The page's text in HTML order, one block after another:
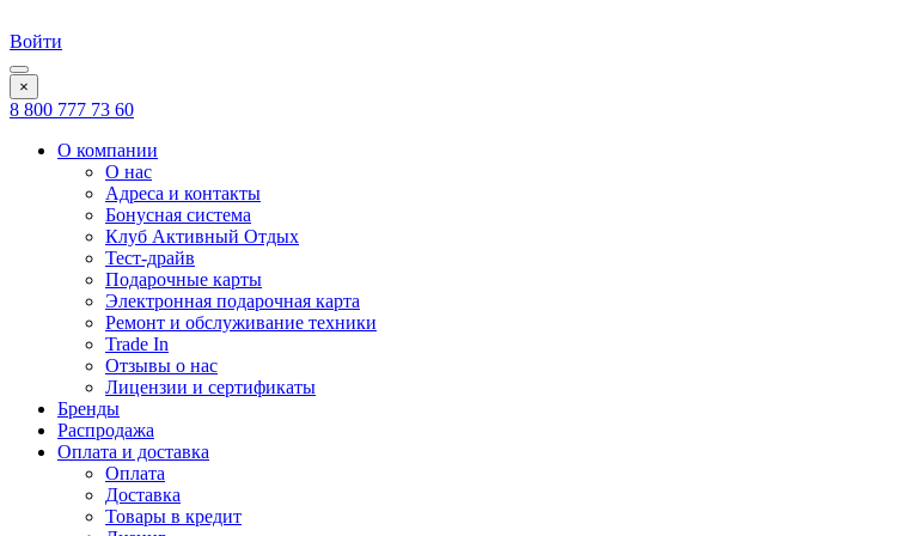
Войти
×
8 800 777 73 60
О компании
О нас
Адреса и контакты
Бонусная система
Клуб Активный Отдых
Тест-драйв
Подарочные карты
Электронная подарочная карта
Ремонт и обслуживание техники
Trade In
Отзывы о нас
Лицензии и сертификаты
Бренды
Распродажа
Оплата и доставка
Оплата
Доставка
Товары в кредит